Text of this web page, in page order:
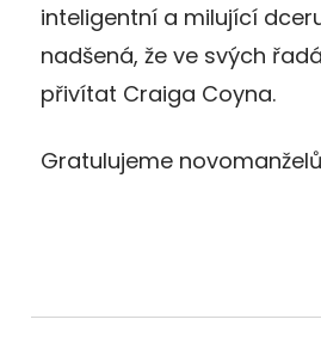
inteligentní a milující
nadšená, že ve svých
přivítat Craiga Coyna.
Gratulujeme